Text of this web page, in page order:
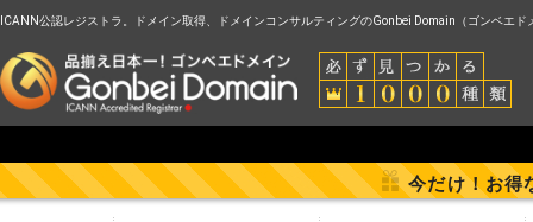
ICANN公認レジストラ。ドメイン取得、ドメインコンサルティングのGonbei Domain（ゴンベエド
今だけ！お得